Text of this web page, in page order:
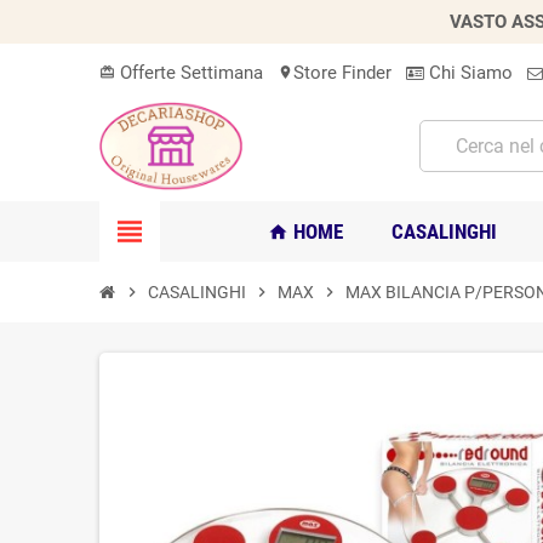
VASTO
card_giftcard Offerte Settimana location_onStore Finder Chi Siamo
view_headline home HOME CASALINGHI
chevron_right CASALINGHI chevron_right MAX chevron_right MAX BILANCIA P/